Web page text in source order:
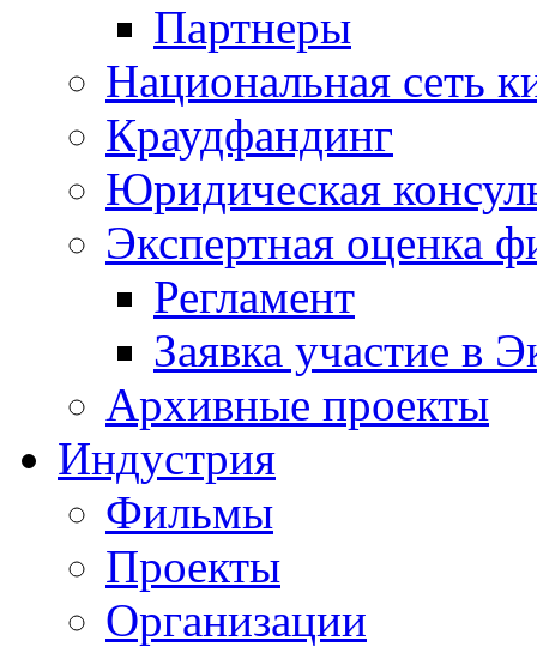
Партнеры
Национальная сеть
Краудфандинг
Юридическая
Экспертная оценка
Регламент
Заявка участие в
Архивные проекты
Индустрия
Фильмы
Проекты
Организации